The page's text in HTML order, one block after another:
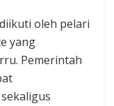
oleh pelari
yang
Pemerintah